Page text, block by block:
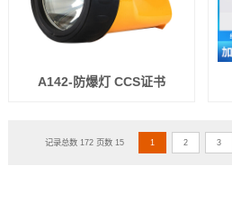
A142-防爆灯 CCS证书
记录总数 172 页数 15 1 2 3